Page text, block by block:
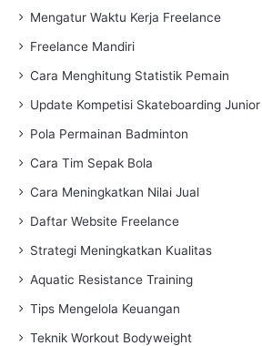
Mengatur Waktu Kerja Freelance
Freelance Mandiri
Cara Menghitung Statistik Pemain
Update Kompetisi Skateboarding Junior
Pola Permainan Badminton
Cara Tim Sepak Bola
Cara Meningkatkan Nilai Jual
Daftar Website Freelance
Strategi Meningkatkan Kualitas
Aquatic Resistance Training
Tips Mengelola Keuangan
Teknik Workout Bodyweight